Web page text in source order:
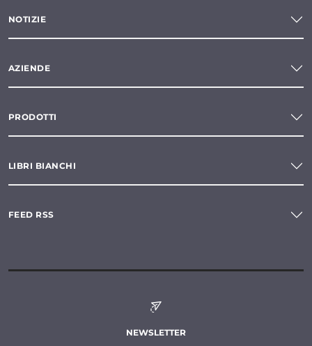
NOTIZIE
AZIENDE
PRODOTTI
LIBRI BIANCHI
FEED RSS
NEWSLETTER